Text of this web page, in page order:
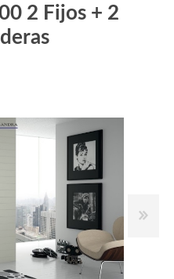
2 Fijos + 2